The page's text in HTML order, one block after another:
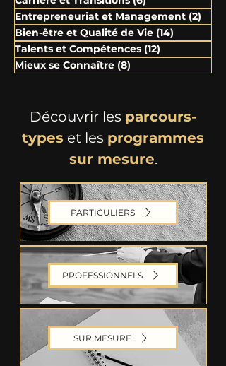
Entrepreneuriat et Management (2)
Bien-être et Qualité de Vie (14)
Talents et Compétences (12)
Mieux se Connaître (8)
Découvrir les parcours-
types et les programmes
sur mesure.
PARTICULIERS
PROFESSIONNELS
SUR MESURE